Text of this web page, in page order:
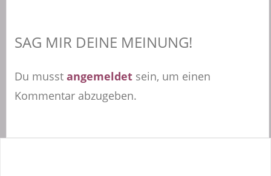
SAG MIR DEINE MEINUNG!
Du musst angemeldetsein, um einen
Kommentar abzugeben.